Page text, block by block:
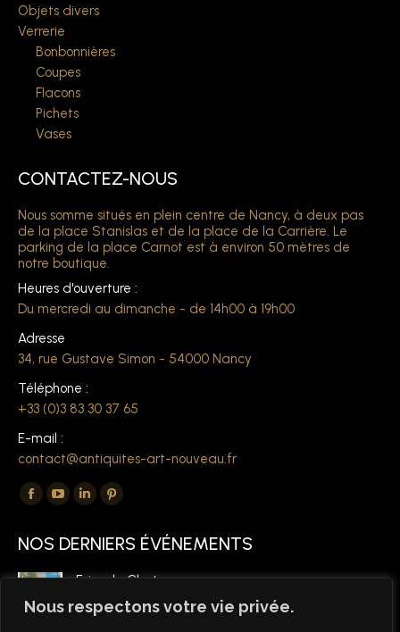
Nous respectons votre vie privée.
Objets divers
Verrerie
Bonbonnières
Coupes
Flacons
Pichets
Vases
CONTACTEZ-NOUS
Nous somme situés en plein centre de Nancy, à deux pas
de la place Stanislas et de la place de la Carrière. Le
parking de la place Carnot est à environ 50 mètres de
notre boutique.
Heures d'ouverture :
Du mercredi au dimanche - de 14h00 à 19h00
Adresse
34, rue Gustave Simon - 54000 Nancy
Téléphone :
+33 (0)3 83 30 37 65
E-mail :
contact@antiquites-art-nouveau.fr
Trouvez nous sur :
La
Facebook
s'ouvre
dans
La
YouTube
s'ouvre
La
LinkedIn
s'ouvre
une
La
Pinterest
s'ouvre
dans
NOS DERNIERS ÉVÉNEMENTS
Foire de Chatou
6 mars 2026